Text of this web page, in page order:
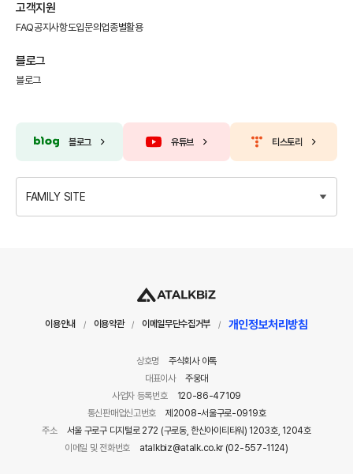
고객지원
FAQ공지사항도입문의 업종별활용
블로그
블로그
블로그 유튜브 티스토리
FAMILY SITE
이용안내 / 이용약관 / 이메일무단수집거부 / 개인정보처리방침
상호명
주식회사 아톡
대표이사
주웅대
사업자 등록번호
120-86-47109
통신판매업신고번호
제2008-서울구로-0919호
주소
서울 구로구 디지털로 272 (구로동, 한신아이티타워) 1203호, 1204호
이메일 및 전화번호
atalkbiz@atalk.co.kr (02-557-1124)